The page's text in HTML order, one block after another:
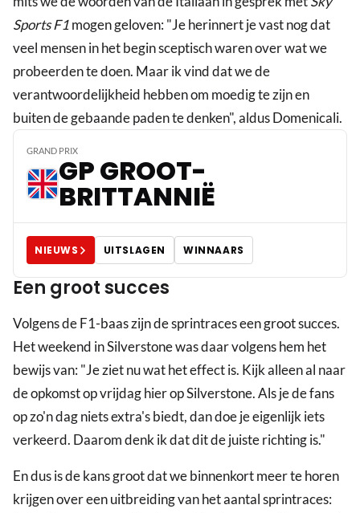
Sports F1mogen geloven: "Je herinnert je vast nog dat
veel mensen in het begin sceptisch waren over wat we
probeerden te doen. Maar ik vind dat we de
verantwoordelijkheid hebben om moedig te zijn en
buiten de gebaande paden te denken", aldus Domenicali.
GRAND PRIX
GP GROOT-
BRITTANNIË
NIEUWS UITSLAGEN WINNAARS
Een groot succes
Volgens de F1-baas zijn de sprintraces een groot succes.
Het weekend in Silverstone was daar volgens hem het
bewijs van: "Je ziet nu wat het effect is. Kijk alleen al naar
de opkomst op vrijdag hier op Silverstone. Als je de fans
op zo'n dag niets extra's biedt, dan doe je eigenlijk iets
verkeerd. Daarom denk ik dat dit de juiste richting is."
En dus is de kans groot dat we binnenkort meer te horen
krijgen over een uitbreiding van het aantal sprintraces: